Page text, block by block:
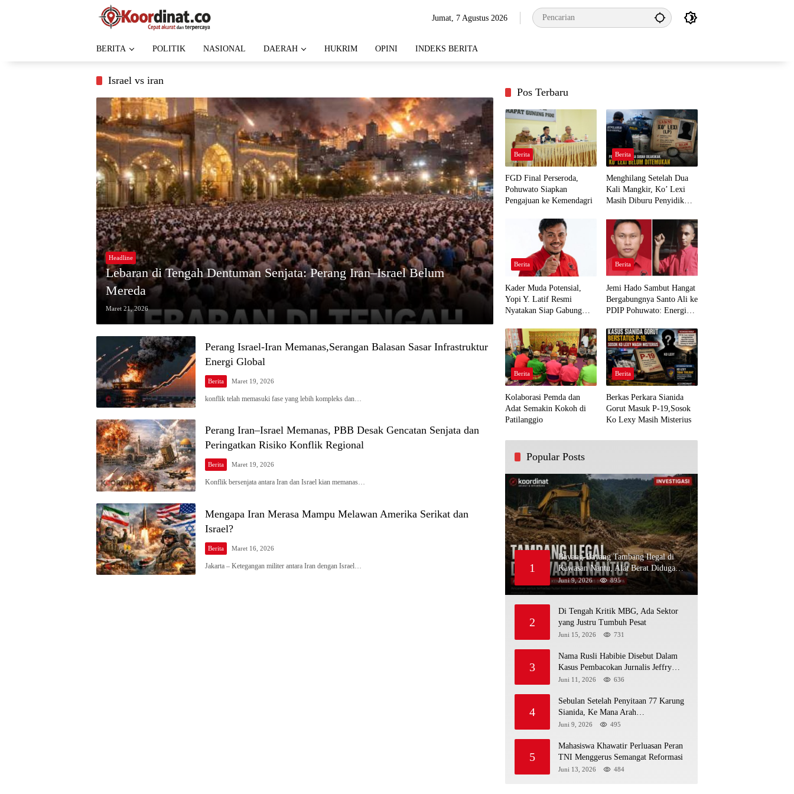
Jumat, 7 Agustus 2026
BERITA POLITIK NASIONAL DAERAH HUKRIM OPINI INDEKS BERITA
Israel vs iran
Headline
Lebaran di Tengah Dentuman Senjata: Perang Iran–Israel Belum
Mereda
Maret 21, 2026
Perang Israel-Iran Memanas,Serangan Balasan Sasar Infrastruktur
Energi Global
Berita Maret 19, 2026
konflik telah memasuki fase yang lebih kompleks dan…
Perang Iran–Israel Memanas, PBB Desak Gencatan Senjata dan
Peringatkan Risiko Konflik Regional
Berita Maret 19, 2026
Konflik bersenjata antara Iran dan Israel kian memanas…
Mengapa Iran Merasa Mampu Melawan Amerika Serikat dan
Israel?
Berita Maret 16, 2026
Jakarta – Ketegangan militer antara Iran dengan Israel…
Pos Terbaru
Berita
FGD Final Perseroda,
Pohuwato Siapkan
Pengajuan ke Kemendagri
Berita
Menghilang Setelah Dua
Kali Mangkir, Ko’ Lexi
Masih Diburu Penyidik
Berita
Kader Muda Potensial,
Yopi Y. Latif Resmi
Nyatakan Siap Gabung
Demi Kawal Aspirasi Bumi
Panua
Berita
Jemi Hado Sambut Hangat
Bergabungnya Santo Ali ke
PDIP Pohuwato: Energi
Rakyat
Berita
Kolaborasi Pemda dan
Adat Semakin Kokoh di
Patilanggio
Berita
Berkas Perkara Sianida
Gorut Masuk P-19,Sosok
Ko Lexy Masih Misterius
Popular Posts
1
Bayang-Bayang Tambang Ilegal di
Kawasan Nantu, Alat Berat Diduga
Kembali Menembus Hutan Sapa
Juni 9, 2026 895
2
Di Tengah Kritik MBG, Ada Sektor
yang Justru Tumbuh Pesat
Juni 15, 2026 731
3
Nama Rusli Habibie Disebut Dalam
Kasus Pembacokan Jurnalis Jeffry
Rumampuk
Juni 11, 2026 636
4
Sebulan Setelah Penyitaan 77 Karung
Sianida, Ke Mana Arah
Penyidikannya?
Juni 9, 2026 495
5
Mahasiswa Khawatir Perluasan Peran
TNI Menggerus Semangat Reformasi
Juni 13, 2026 484